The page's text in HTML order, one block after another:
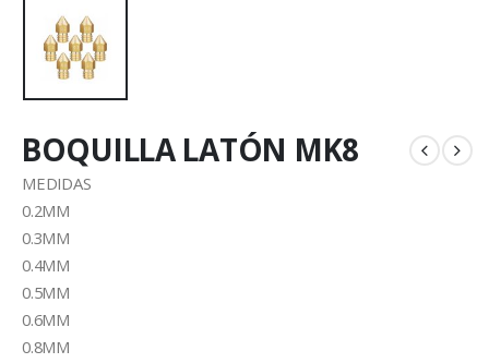
BOQUILLA LATÓN MK8
MEDIDAS
0.2MM
0.3MM
0.4MM
0.5MM
0.6MM
0.8MM